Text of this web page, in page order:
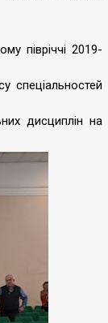
півріччі 2019-
спеціальностей
дисциплін на